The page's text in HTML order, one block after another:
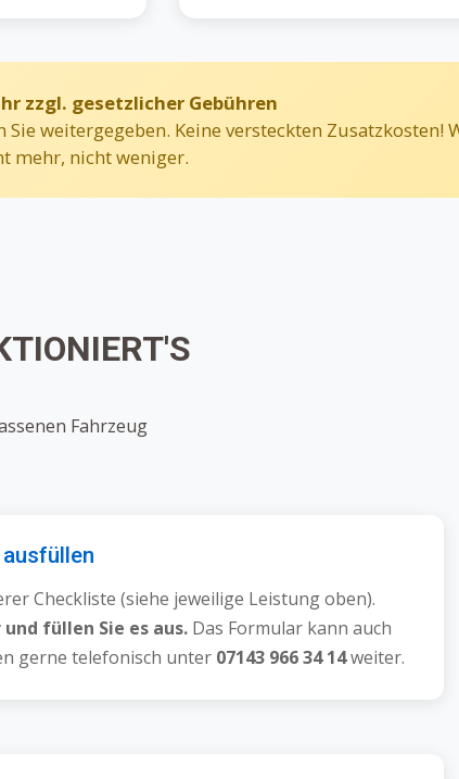
zzgl. gesetzlicher Gebühren
weitergegeben. Keine versteckten Zusatzkosten!
mehr, nicht weniger.
Fahrzeug
Checkliste (siehe jeweilige Leistung oben).
füllen Sie es aus. Das Formular kann auch
gerne telefonisch unter 07143 966 34 14weiter.